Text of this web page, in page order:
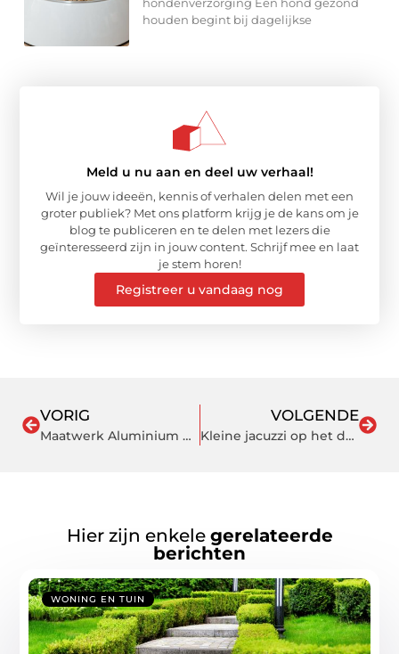
hondenverzorging Een hond gezond
houden begint bij dagelijkse
Meld u nu aan en deel uw verhaal!
Wil je jouw ideeën, kennis of verhalen delen met een
groter publiek? Met ons platform krijg je de kans om je
blog te publiceren en te delen met lezers die
geïnteresseerd zijn in jouw content. Schrijf mee en laat
je stem horen!
Registreer u vandaag nog
VORIG
Maatwerk Aluminium pergola van ZONZ
VOLGENDE
Kleine jacuzzi op het dak
Hier zijn enkele gerelateerde
berichten
WONING EN TUIN